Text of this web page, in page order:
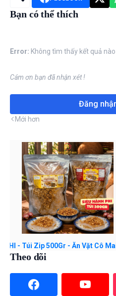
Bạn có thể thích
Error: Không tìm thấy kết quả nào
Cám ơn bạn đã nhận xét !
Đăng
Mới hơn
Zip 500Gr - Ăn Vặt Cô Mai với
Theo dõi